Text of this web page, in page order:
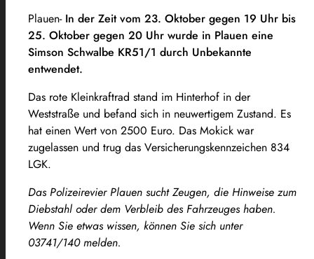
Plauen- In der Zeit vom 23. Oktober gegen 19 Uhr bis
25. Oktober gegen 20 Uhr wurde in Plauen eine
Simson Schwalbe KR51/1 durch Unbekannte
entwendet.
Das rote Kleinkraftrad stand im Hinterhof in der
Weststraße und befand sich in neuwertigem Zustand. Es
hat einen Wert von 2500 Euro. Das Mokick war
zugelassen und trug das Versicherungskennzeichen 834
LGK.
Das Polizeirevier Plauen sucht Zeugen, die Hinweise zum
Diebstahl oder dem Verbleib des Fahrzeuges haben.
Wenn Sie etwas wissen, können Sie sich unter
03741/140 melden.